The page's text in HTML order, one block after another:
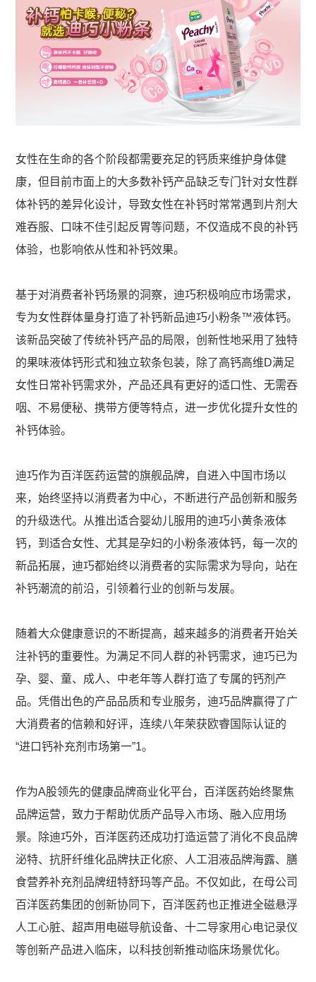
女性在生命的各个阶段都需要充足的钙质来维护身体健
康，但目前市面上的大多数补钙产品缺乏专门针对女性群
体补钙的差异化设计，导致女性在补钙时常常遇到片剂大
难吞服、口味不佳引起反胃等问题，不仅造成不良的补钙
体验，也影响依从性和补钙效果。
基于对消费者补钙场景的洞察，迪巧积极响应市场需求，
专为女性群体量身打造了补钙新品迪巧小粉条™液体钙。
该新品突破了传统补钙产品的局限，创新性地采用了独特
的果味液体钙形式和独立软条包装，除了高钙高维D满足
女性日常补钙需求外，产品还具有更好的适口性、无需吞
咽、不易便秘、携带方便等特点，进一步优化提升女性的
补钙体验。
迪巧作为百洋医药运营的旗舰品牌，自进入中国市场以
来，始终坚持以消费者为中心，不断进行产品创新和服务
的升级迭代。从推出适合婴幼儿服用的迪巧小黄条液体
钙，到适合女性、尤其是孕妇的小粉条液体钙，每一次的
新品拓展，迪巧都始终以消费者的实际需求为导向，站在
补钙潮流的前沿，引领着行业的创新与发展。
随着大众健康意识的不断提高，越来越多的消费者开始关
注补钙的重要性。为满足不同人群的补钙需求，迪巧已为
孕、婴、童、成人、中老年等人群打造了专属的钙剂产
品。凭借出色的产品品质和专业服务，迪巧品牌赢得了广
大消费者的信赖和好评，连续八年荣获欧睿国际认证的
“进口钙补充剂市场第一”1。
作为A股领先的健康品牌商业化平台，百洋医药始终聚焦
品牌运营，致力于帮助优质产品导入市场、融入应用场
景。除迪巧外，百洋医药还成功打造运营了消化不良品牌
泌特、抗肝纤维化品牌扶正化瘀、人工泪液品牌海露、膳
食营养补充剂品牌纽特舒玛等产品。不仅如此，在母公司
百洋医药集团的创新协同下，百洋医药也正推进全磁悬浮
人工心脏、超声用电磁导航设备、十二导家用心电记录仪
等创新产品进入临床，以科技创新推动临床场景优化。